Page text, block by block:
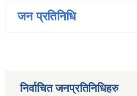
जन प्रतिनिधि
निर्वाचित जनप्रतिनिधिहरु